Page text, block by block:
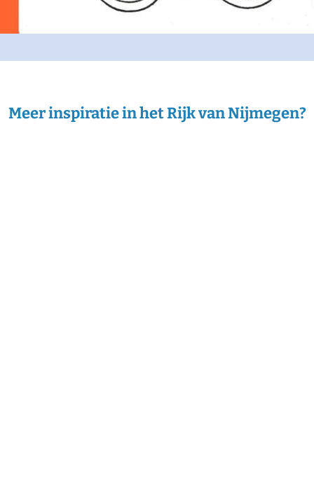
Meer inspiratie in het Rijk van Nijmegen?